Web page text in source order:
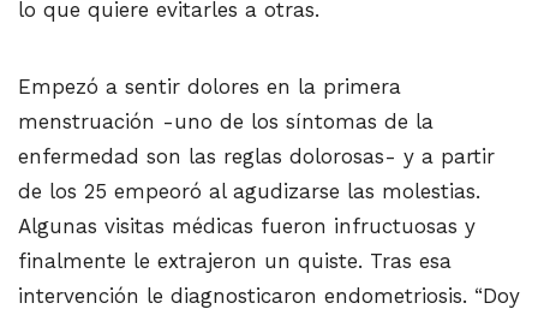
lo que quiere evitarles a otras.
Empezó a sentir dolores en la primera
menstruación -uno de los síntomas de la
enfermedad son las reglas dolorosas- y a partir
de los 25 empeoró al agudizarse las molestias.
Algunas visitas médicas fueron infructuosas y
finalmente le extrajeron un quiste. Tras esa
intervención le diagnosticaron endometriosis. “Doy